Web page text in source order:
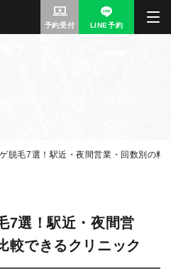
予約受付 LINE予約
脱毛7選！駅近・夜間営業・回数別の料
7選！駅近・夜間営
較できるクリニック